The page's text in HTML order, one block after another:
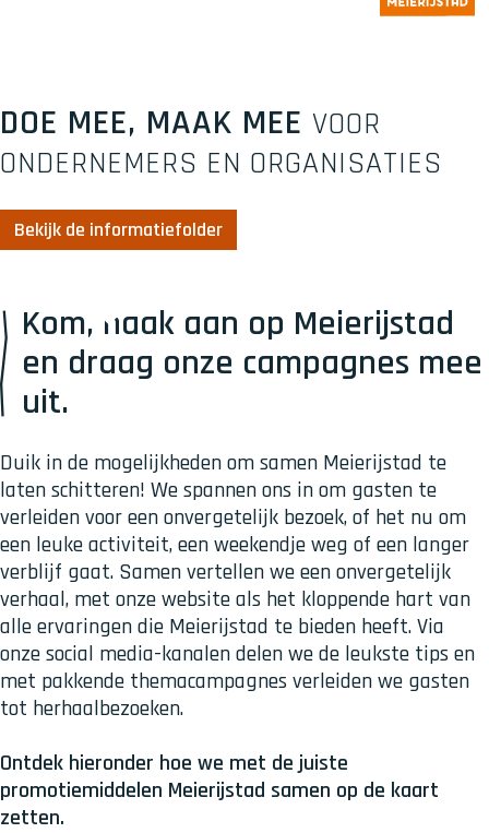
DOE MEE, MAAK MEE VOOR
ONDERNEMERS EN ORGANISATIES
Bekijk de informatiefolder
Kom, haak aan op Meierijstad
en draag onze campagnes mee
uit.
Duik in de mogelijkheden om samen Meierijstad te
laten schitteren! We spannen ons in om gasten te
verleiden voor een onvergetelijk bezoek, of het nu om
een leuke activiteit, een weekendje weg of een langer
verblijf gaat. Samen vertellen we een onvergetelijk
verhaal, met onze website als het kloppende hart van
alle ervaringen die Meierijstad te bieden heeft. Via
onze social media-kanalen delen we de leukste tips en
met pakkende themacampagnes verleiden we gasten
tot herhaalbezoeken.
Ontdek hieronder hoe we met de juiste
promotiemiddelen Meierijstad samen op de kaart
zetten.